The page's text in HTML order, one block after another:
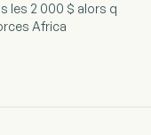
les 2 000 $ alors q
Africa